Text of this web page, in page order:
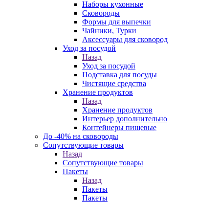
Наборы кухонные
Сковороды
Формы для выпечки
Чайники, Турки
Аксессуары для сковород
Уход за посудой
Назад
Уход за посудой
Подставка для посуды
Чистящие средства
Хранение продуктов
Назад
Хранение продуктов
Интерьер дополнительно
Контейнеры пищевые
До -40% на сковороды
Сопутствующие товары
Назад
Сопутствующие товары
Пакеты
Назад
Пакеты
Пакеты